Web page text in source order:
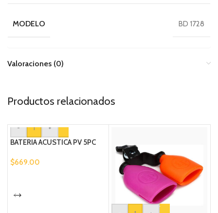
MODELO BD 1728
Valoraciones (0)
Productos relacionados
-
+
BATERIA ACUSTICA PV 5PC
$669.00